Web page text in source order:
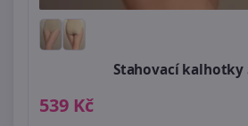
Stahovací kalhotky
539 Kč